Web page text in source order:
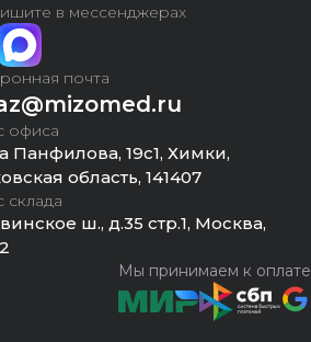
в мессенджерах
почта
офиса
Панфилова, 19с1, Химки,
область, 141407
склада
ш., д.35 стр.1, Москва,
Мы принимаем к оплате